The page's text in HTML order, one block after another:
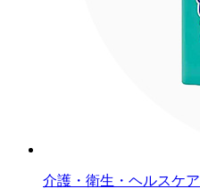
介護・衛生・ヘルスケア